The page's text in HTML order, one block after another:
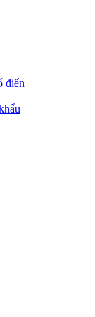
điển